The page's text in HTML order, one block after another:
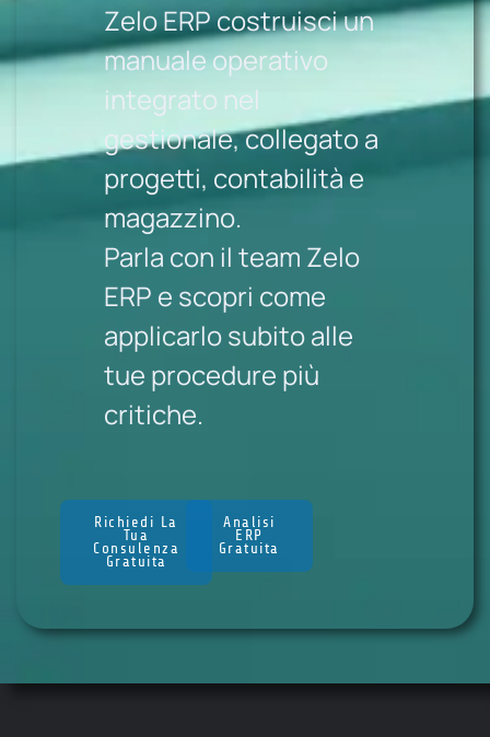
Zelo ERP costruisci un
manuale operativo
integrato nel
gestionale, collegato a
progetti, contabilità e
magazzino.
Parla con il team Zelo
ERP e scopri come
applicarlo subito alle
tue procedure più
critiche.
Richiedi La
Tua
Consulenza
Gratuita
Analisi
ERP
Gratuita